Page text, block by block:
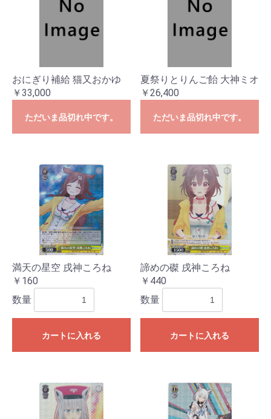
おにぎり補給 猫又おかゆ
￥33,000
ただいま品切れ中です。
夏祭りとりんご飴 大神ミオ
￥26,400
ただいま品切れ中です。
満天の星空 戌神ころね
￥160
数量
カートに入れる
諦めの磔 戌神ころね
￥440
数量
カートに入れる